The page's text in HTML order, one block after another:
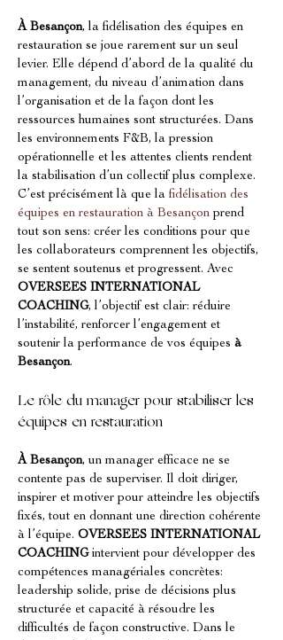
À Besançon, la fidélisation des équipes en
restauration se joue rarement sur un seul
levier. Elle dépend d’abord de la qualité du
management, du niveau d’animation dans
l’organisation et de la façon dont les
ressources humaines sont structurées. Dans
les environnements F&B, la pression
opérationnelle et les attentes clients rendent
la stabilisation d’un collectif plus complexe.
C’est précisément là que la fidélisation des
équipes en restauration à Besançon prend
tout son sens: créer les conditions pour que
les collaborateurs comprennent les objectifs,
se sentent soutenus et progressent. Avec
OVERSEES INTERNATIONAL
COACHING, l’objectif est clair: réduire
l’instabilité, renforcer l’engagement et
soutenir la performance de vos équipes à
Besançon.
Le rôle du manager pour stabiliser les
équipes en restauration
À Besançon, un manager efficace ne se
contente pas de superviser. Il doit diriger,
inspirer et motiver pour atteindre les objectifs
fixés, tout en donnant une direction cohérente
à l’équipe. OVERSEES INTERNATIONAL
COACHING intervient pour développer des
compétences managériales concrètes:
leadership solide, prise de décisions plus
structurée et capacité à résoudre les
difficultés de façon constructive. Dans le